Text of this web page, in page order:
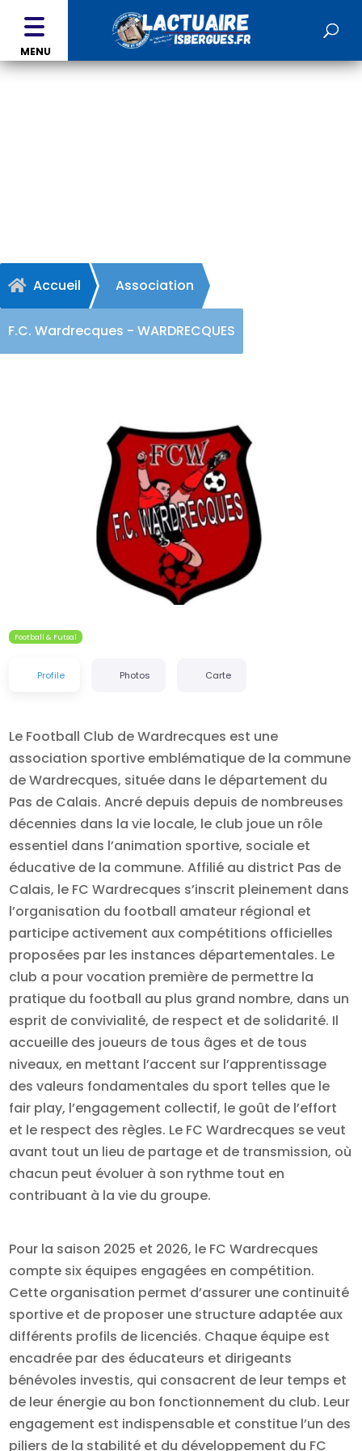
MENU
 Accueil Association
F.C. Wardrecques - WARDRECQUES
Précédent
Football & Futsal
Profile Photos Carte
Le Football Club de Wardrecques est une
association sportive emblématique de la commune
de Wardrecques, située dans le département du
Pas de Calais. Ancré depuis depuis de nombreuses
décennies dans la vie locale, le club joue un rôle
essentiel dans l’animation sportive, sociale et
éducative de la commune. Affilié au district Pas de
Calais, le FC Wardrecques s’inscrit pleinement dans
l’organisation du football amateur régional et
participe activement aux compétitions officielles
proposées par les instances départementales. Le
club a pour vocation première de permettre la
pratique du football au plus grand nombre, dans un
esprit de convivialité, de respect et de solidarité. Il
accueille des joueurs de tous âges et de tous
niveaux, en mettant l’accent sur l’apprentissage
des valeurs fondamentales du sport telles que le
fair play, l’engagement collectif, le goût de l’effort
et le respect des règles. Le FC Wardrecques se veut
avant tout un lieu de partage et de transmission, où
chacun peut évoluer à son rythme tout en
contribuant à la vie du groupe.
Pour la saison 2025 et 2026, le FC Wardrecques
compte six équipes engagées en compétition.
Cette organisation permet d’assurer une continuité
sportive et de proposer une structure adaptée aux
différents profils de licenciés. Chaque équipe est
encadrée par des éducateurs et dirigeants
bénévoles investis, qui consacrent de leur temps et
de leur énergie au bon fonctionnement du club. Leur
engagement est indispensable et constitue l’un des
piliers de la stabilité et du développement du FC